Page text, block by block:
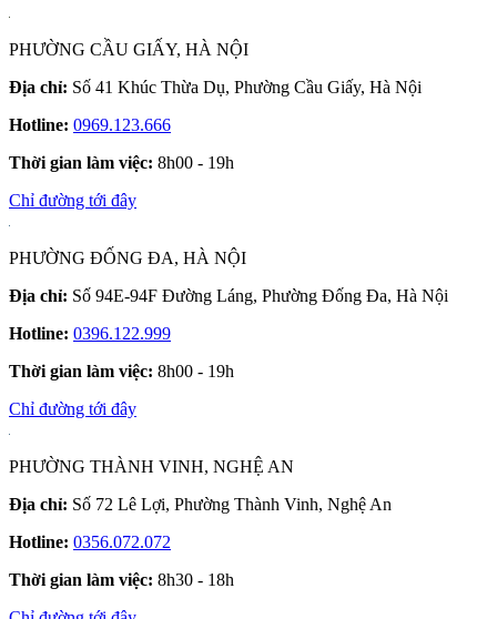
PHƯỜNG CẦU GIẤY, HÀ NỘI
Địa chỉ: Số 41 Khúc Thừa Dụ, Phường Cầu Giấy, Hà Nội
Hotline: 0969.123.666
Thời gian làm việc: 8h00 - 19h
Chỉ đường tới đây
PHƯỜNG ĐỐNG ĐA, HÀ NỘI
Địa chỉ: Số 94E-94F Đường Láng, Phường Đống Đa, Hà Nội
Hotline: 0396.122.999
Thời gian làm việc: 8h00 - 19h
Chỉ đường tới đây
PHƯỜNG THÀNH VINH, NGHỆ AN
Địa chỉ: Số 72 Lê Lợi, Phường Thành Vinh, Nghệ An
Hotline: 0356.072.072
Thời gian làm việc: 8h30 - 18h